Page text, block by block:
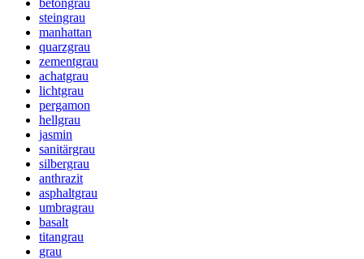
betongrau
steingrau
manhattan
quarzgrau
zementgrau
achatgrau
lichtgrau
pergamon
hellgrau
jasmin
sanitärgrau
silbergrau
anthrazit
asphaltgrau
umbragrau
basalt
titangrau
grau